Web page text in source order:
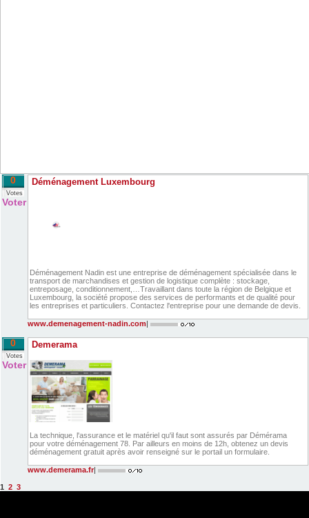
0
Votes
Voter
Déménagement Luxembourg
Déménagement Nadin est une entreprise de déménagement spécialisée dans le
transport de marchandises et gestion de logistique complète : stockage,
entreposage, conditionnement,…Travaillant dans toute la région de Belgique et
Luxembourg, la société propose des services de performants et de qualité pour
les entreprises et particuliers. Contactez l'entreprise pour une demande de devis.
www.demenagement-nadin.com|
0
Votes
Voter
Demerama
La technique, l'assurance et le matériel qu'il faut sont assurés par Démérama
pour votre déménagement 78. Par ailleurs en moins de 12h, obtenez un devis
déménagement gratuit après avoir renseigné sur le portail un formulaire.
www.demerama.fr|
1 2 3